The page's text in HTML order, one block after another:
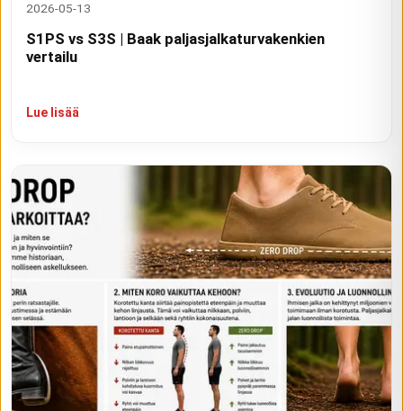
2026-05-13
S1PS vs S3S | Baak paljasjalkaturvakenkien
vertailu
Lue lisää